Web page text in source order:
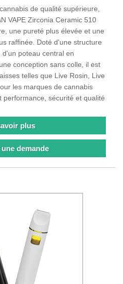
de qualité supérieure,
VAPE Zirconia Ceramic 510
une pureté plus élevée et une
raffinée. Doté d'une structure
poteau central en
conception sans colle, il est
telles que Live Rosin, Live
les marques de cannabis
performance, sécurité et qualité
plus
demande